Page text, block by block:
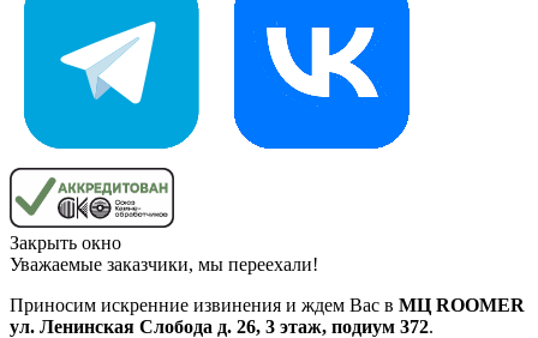
Закрыть окно
Уважаемые заказчики, мы переехали!
Приносим искренние извинения и ждем Вас в МЦ ROOMER
ул. Ленинская Слобода д. 26, 3 этаж, подиум 372.